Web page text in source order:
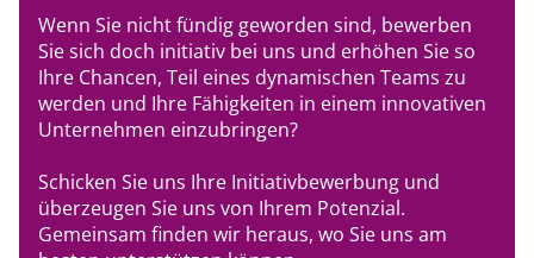
Wenn Sie nicht fündig geworden sind, bewerben
Sie sich doch initiativ bei uns und erhöhen Sie so
Ihre Chancen, Teil eines dynamischen Teams zu
werden und Ihre Fähigkeiten in einem innovativen
Unternehmen einzubringen?
Schicken Sie uns Ihre Initiativbewerbung und
überzeugen Sie uns von Ihrem Potenzial.
Gemeinsam finden wir heraus, wo Sie uns am